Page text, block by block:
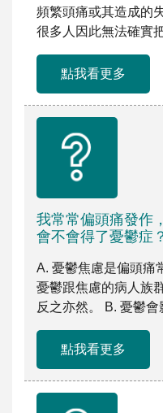
頻繁頭痛或其造成的
很多人因此無法確實
點我看更多
我常常偏頭痛發作
會不會得了憂鬱症？
A. 憂鬱焦慮是偏頭痛
憂鬱跟焦慮的病人族
反之亦然。 B. 憂鬱
點我看更多